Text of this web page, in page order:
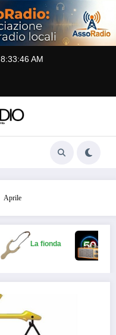
8:33:46 AM
Aprile
La fionda 50 anni di